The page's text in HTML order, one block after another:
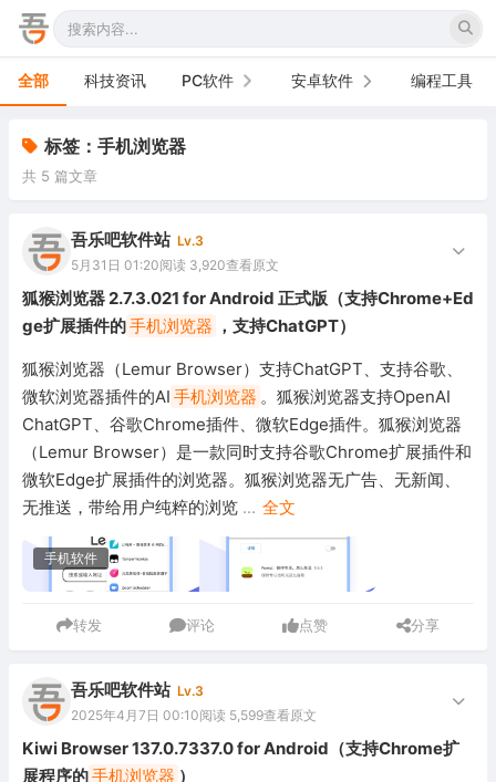
全部 科技资讯 PC软件
办公软件
网络软件
图形图像
游戏娱乐
安全防御
系统下载
系统工具
安卓软件
手机软件
电视软件
车机软件
编程工具
标签：手机浏览器
共 5 篇文章
吾乐吧软件站 Lv.3
5月31日 01:20阅读 3,920查看原文
狐猴浏览器 2.7.3.021 for Android 正式版（支持Chrome+Ed
ge扩展插件的手机浏览器 ，支持ChatGPT）
狐猴浏览器（Lemur Browser）支持ChatGPT、支持谷歌、
微软浏览器插件的AI 手机浏览器 。狐猴浏览器支持OpenAI
ChatGPT、谷歌Chrome插件、微软Edge插件。狐猴浏览器
（Lemur Browser）是一款同时支持谷歌Chrome扩展插件和
微软Edge扩展插件的浏览器。狐猴浏览器无广告、无新闻、
无推送，带给用户纯粹的浏览 ... 全文
手机软件
转发 评论 点赞 分享
吾乐吧软件站 Lv.3
2025年4月7日 00:10阅读 5,599查看原文
Kiwi Browser 137.0.7337.0 for Android（支持Chrome扩
展程序的手机浏览器 ）